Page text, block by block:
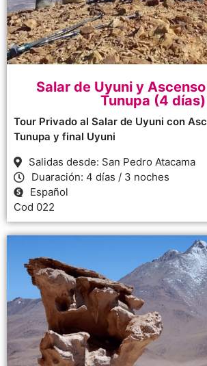
Salar de Uyuni y
Tunupa (4 días)
Tour Privado al Salar de Uyuni con
Tunupa y final Uyuni
Salidas desde: San Pedro Atacama
Duaración: 4 días / 3 noches
Español
Cod 022